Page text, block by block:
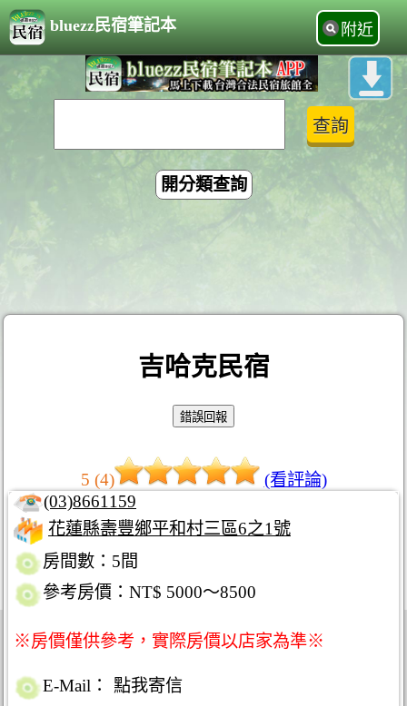
bluezz民宿筆記本 附近
開分類查詢
吉哈克民宿
5 (4)
(看評論)
(03)8661159
花蓮縣壽豐鄉平和村三區6之1號
房間數：5間
參考房價：NT$ 5000～8500
※房價僅供參考，實際房價以店家為準※
E-Mail：
點我寄信